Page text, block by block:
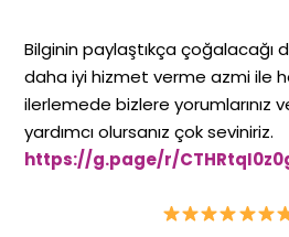
Bilginin paylaştıkça çoğalacağı
daha iyi hizmet verme azmi ile
ilerlemede bizlere yorumlarınız
yardımcı olursanız çok seviniriz.
https://g.page/r/